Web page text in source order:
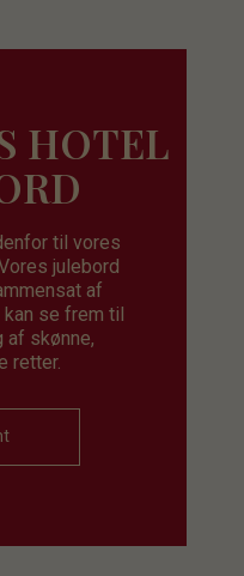
til vores
julebord
af
se frem til
af skønne,
retter.
HOTEL